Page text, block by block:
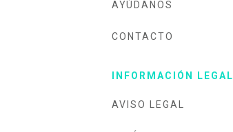
AYÚDANOS
CONTACTO
INFORMACIÓN LEGAL
AVISO LEGAL